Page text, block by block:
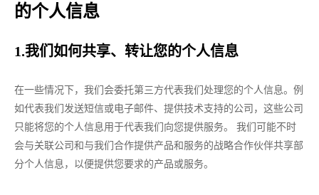
的个人信息
1.我们如何共享、转让您的个人信息
在一些情况下，我们会委托第三方代表我们处理您的个人信息。例
如代表我们发送短信或电子邮件、提供技术支持的公司，这些公司
只能将您的个人信息用于代表我们向您提供服务。 我们可能不时
会与关联公司和与我们合作提供产品和服务的战略合作伙伴共享部
分个人信息，以便提供您要求的产品或服务。